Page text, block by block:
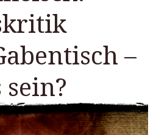
–
sein?